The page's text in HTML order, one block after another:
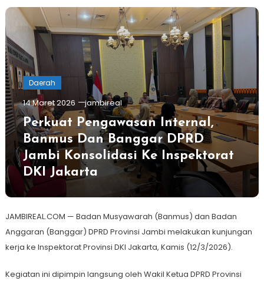
Daerah
14 Maret 2026 jambireal
Perkuat Pengawasan Internal,
Banmus Dan Banggar DPRD
Jambi Konsolidasi Ke Inspektorat
DKI Jakarta
JAMBIREAL.COM — Badan Musyawarah (Banmus) dan Badan
Anggaran (Banggar) DPRD Provinsi Jambi melakukan kunjungan
kerja ke Inspektorat Provinsi DKI Jakarta, Kamis (12/3/2026).
Kegiatan ini dipimpin langsung oleh Wakil Ketua DPRD Provinsi